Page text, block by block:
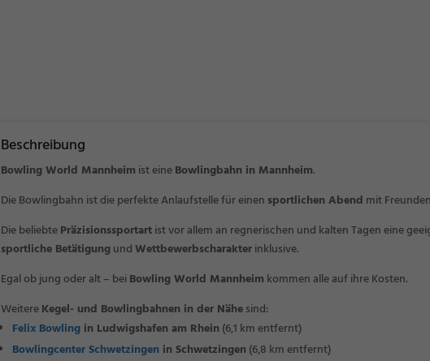
Beschreibung
Bowling World Mannheim ist eineBowlingbahn in Mannheim.
Die Bowlingbahn ist die perfekte Anlaufstelle für einen sportlichen Abend mit
Die beliebtePräzisionssportartist vor allem an regnerischen und kalten Tagen eine
sportliche BetätigungundWettbewerbscharakterinklusive.
Egal ob jung oder alt – beiBowling World Mannheim kommen alle auf ihre Kosten.
WeitereKegel- und Bowlingbahnen in der Nähesind:
Felix Bowling in Ludwigshafen am Rhein (6,1 km entfernt)
Bowlingcenter Schwetzingen in Schwetzingen (6,8 km entfernt)